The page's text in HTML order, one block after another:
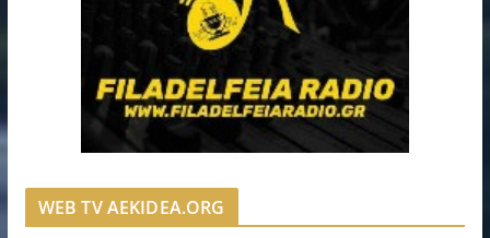
WEB TV AEKIDEA.ORG